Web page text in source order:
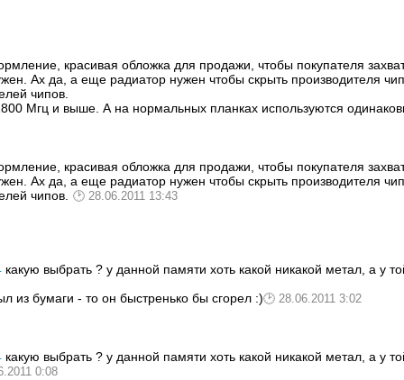
красивая обложка для продажи, чтобы покупателя
Ах да, а еще радиатор нужен чтобы скрыть производителя
чипов.
Мгц и выше. А на нормальных планках используются
красивая обложка для продажи, чтобы покупателя
Ах да, а еще радиатор нужен чтобы скрыть производителя
чипов.
28.06.2011 13:43
какую выбрать ? у данной памяти хоть какой никакой метал, а у
из бумаги - то он быстренько бы сгорел :)
28.06.2011 3:02
какую выбрать ? у данной памяти хоть какой никакой метал, а у
0:08